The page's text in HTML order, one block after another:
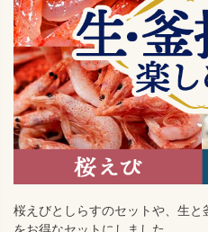
桜えびとしらすのセットや、生